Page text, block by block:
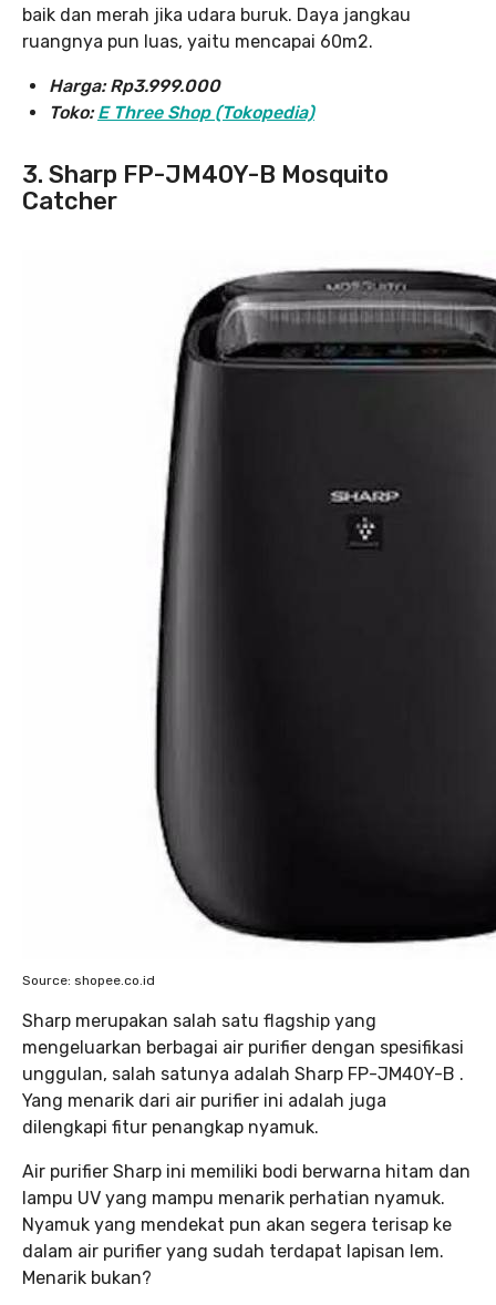
baik dan merah jika udara buruk. Daya jangkau
ruangnya pun luas, yaitu mencapai 60m2.
Harga: Rp3.999.000
Toko:E Three Shop (Tokopedia)
3. Sharp FP-JM40Y-B Mosquito
Catcher
Source: shopee.co.id
Sharp merupakan salah satu flagship yang
mengeluarkan berbagai air purifier dengan spesifikasi
unggulan, salah satunya adalah Sharp FP-JM40Y-B .
Yang menarik dari air purifier ini adalah juga
dilengkapi fitur penangkap nyamuk.
Air purifier Sharp ini memiliki bodi berwarna hitam dan
lampu UV yang mampu menarik perhatian nyamuk.
Nyamuk yang mendekat pun akan segera terisap ke
dalam air purifier yang sudah terdapat lapisan lem.
Menarik bukan?